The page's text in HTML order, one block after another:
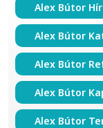
Alex Bútor
Alex Bútor
Alex Bútor
Alex Bútor
Alex Bútor